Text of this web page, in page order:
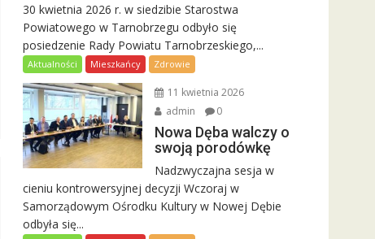
30 kwietnia 2026 r. w siedzibie Starostwa
Powiatowego w Tarnobrzegu odbyło się
posiedzenie Rady Powiatu Tarnobrzeskiego,...
Aktualności Mieszkańcy Zdrowie
11 kwietnia 2026
admin
0
Nowa Dęba walczy o
swoją porodówkę
Nadzwyczajna sesja w
cieniu kontrowersyjnej decyzji Wczoraj w
Samorządowym Ośrodku Kultury w Nowej Dębie
odbyła się...